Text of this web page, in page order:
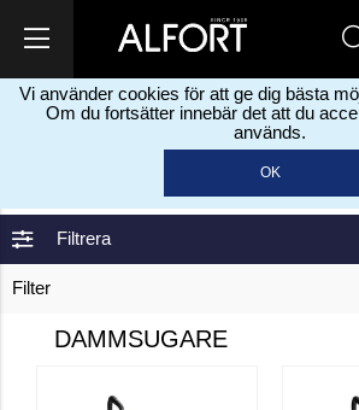
Vi använder cookies för att ge dig bästa
Om du fortsätter innebär det att du
används.
OK
Städmaterial & Rengöring >
Filtrera
Filter
DAMMSUGARE